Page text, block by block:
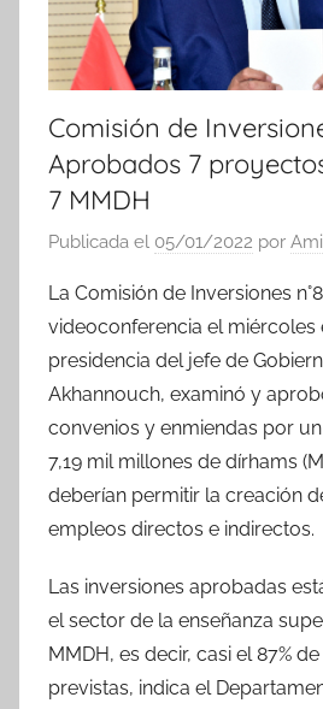
Comisión de
Aprobados 7
7 MMDH
Publicada el 05/01/2022 por
La Comisión de Inversiones
videoconferencia el miércoles
presidencia del jefe de
Akhannouch, examinó y
convenios y enmiendas por
7,19 mil millones de dírhams
deberían permitir la creación
empleos directos e indirectos.
Las inversiones aprobadas
el sector de la enseñanza
MMDH, es decir, casi el 87%
previstas, indica el